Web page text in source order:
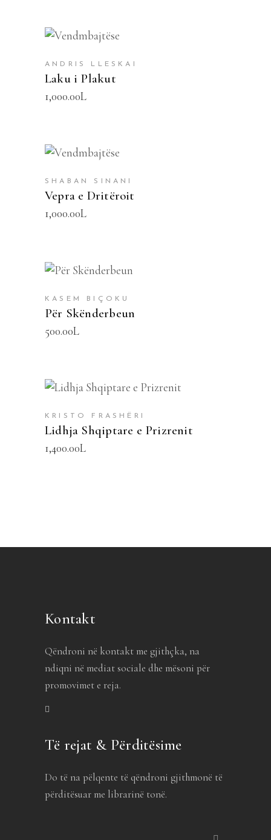
SHTOJE NË SHPORTË
ANDRIS LLESKAI
Laku i Plakut
1,000.00L
SHTOJE NË SHPORTË
SHABAN SINANI
Vepra e Dritëroit
1,000.00L
KASEM BIÇOKU
Për Skënderbeun
500.00L
SHTOJE NË SHPORTË
KRISTO FRASHËRI
Lidhja Shqiptare e Prizrenit
1,400.00L
Kontakt
Qëndroni në kontakt me gjithçka, na
ndiqni në mediat sociale dhe mësoni për
promovimet e reja.
Të rejat & Përditësime
Do të na pëlqente të qëndroni gjithmonë të
përditësuar me librarinë tonë.